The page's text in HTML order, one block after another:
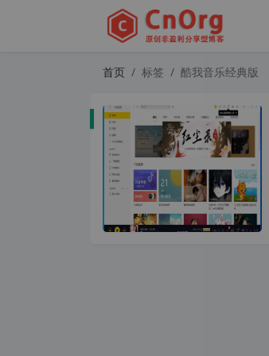
首页 标签 酷我音乐经典版